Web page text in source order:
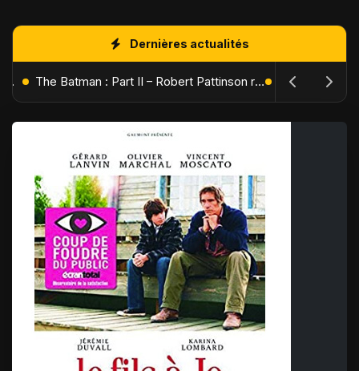
Dernières actualités
L'Âge de Glace : Le Réveil du Volcan – Manny, Sid et Diego de retour pour une aventure explosive The Batman : Part II – Robert Pattinson replonge dans les ténèbres de Gotham dès octobre 2027